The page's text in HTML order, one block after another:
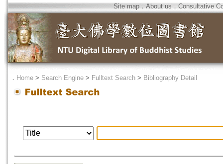
Site map．About us ． Consultative
． Home > Search Engine > Fulltext Search > Bibliography Detail